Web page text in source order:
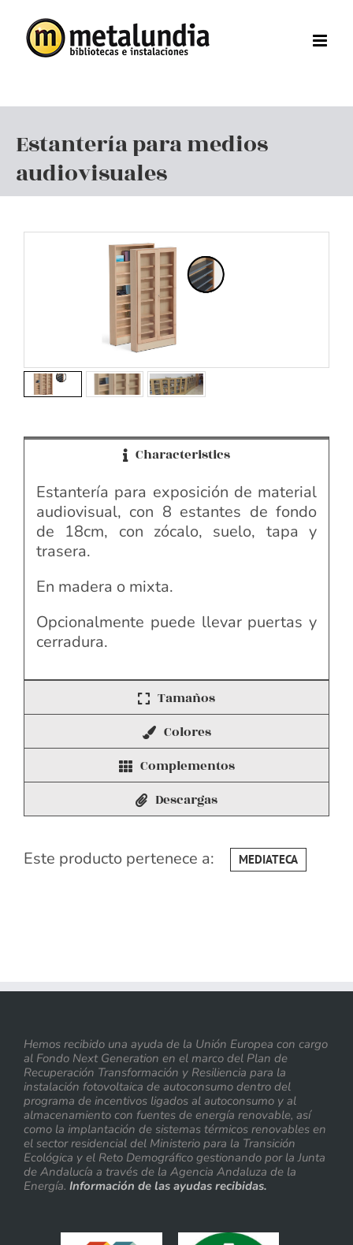
contenido
Estantería para medios
audiovisuales
Characteristics
Estantería para exposición de material
audiovisual, con 8 estantes de fondo
de 18cm, con zócalo, suelo, tapa y
trasera.
En madera o mixta.
Opcionalmente puede llevar puertas y
cerradura.
Tamaños
Colores
Complementos
Descargas
Este producto pertenece a: MEDIATECA
Hemos recibido una ayuda de la Unión Europea con cargo
al Fondo Next Generation en el marco del Plan de
Recuperación Transformación y Resiliencia para la
instalación fotovoltaica de autoconsumo dentro del
programa de incentivos ligados al autoconsumo y al
almacenamiento con fuentes de energía renovable, así
como la implantación de sistemas térmicos renovables en
el sector residencial del Ministerio para la Transición
Ecológica y el Reto Demográfico gestionando por la Junta
de Andalucía a través de la Agencia Andaluza de la
Energía. Información de las ayudas recibidas.